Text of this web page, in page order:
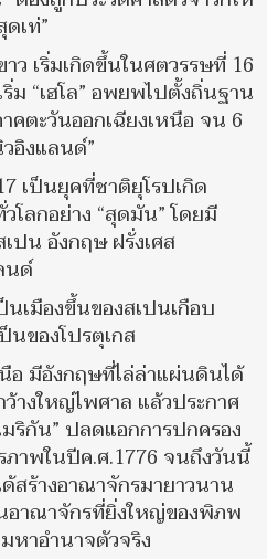
เท่”
ว เริ่มเกิดขึ้นในศตวรรษที่ 16
ม “เฮโล” อพยพไปตั้งถิ่นฐาน
คตะวันออกเฉียงเหนือ จน 6
อิงแลนด์”
เป็นยุคที่ชาติยุโรปเกิด
โลกอย่าง “สุดมัน” โดยมี
ปน อังกฤษ ฝรั่งเศส
นด์
นเมืองขึ้นของสเปนเกือบ
ของโปรตุเกส
อ มีอังกฤษที่ไล่ล่าแผ่นดินได้
างใหญ่ไพศาล แล้วประกาศ
มริกัน” ปลดแอกการปกครอง
ภาพในปีค.ศ.1776 จนถึงวันนี้
สร้างอาณาจักรมายาวนาน
อาณาจักรที่ยิ่งใหญ่ของพิภพ
หาอำนาจตัวจริง